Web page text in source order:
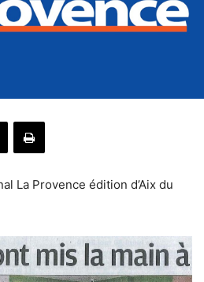
La Provence édition d’Aix du